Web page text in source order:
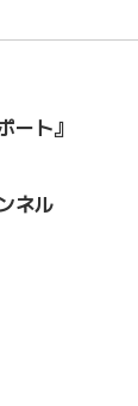
ート』
ネル